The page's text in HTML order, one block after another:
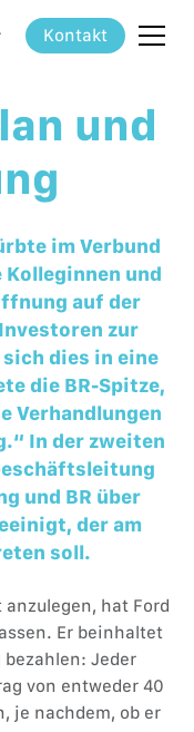
Kontakt
und
im Verbund
und
auf der
zur
sich dies in eine
die BR-Spitze,
Verhandlungen
In der zweiten
und BR über
der am
soll.
hat Ford
Er beinhaltet
Jeder
von entweder 40
je nachdem, ob er